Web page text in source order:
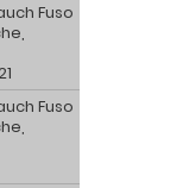
Fuso
Fuso